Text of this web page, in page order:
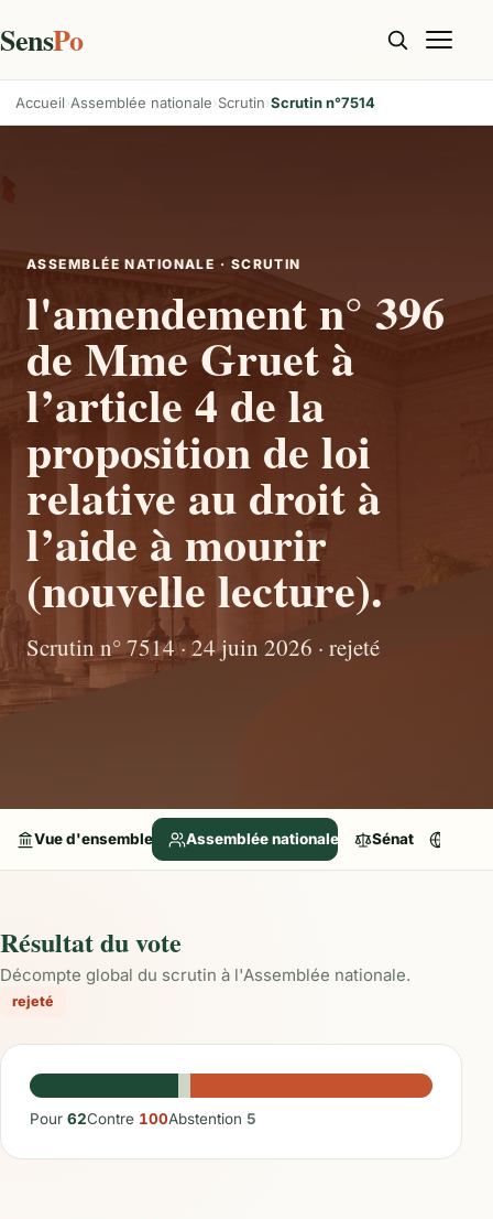
SensPo
Accueil Assemblée nationale Scrutin Scrutin n°7514
ASSEMBLÉE NATIONALE · SCRUTIN
l'amendement n° 396
de Mme Gruet à
l’article 4 de la
proposition de loi
relative au droit à
l’aide à mourir
(nouvelle lecture).
Scrutin n° 7514 · 24 juin 2026 · rejeté
Vue d'ensemble Assemblée nationale Sénat
Résultat du vote
Décompte global du scrutin à l'Assemblée nationale.
rejeté
Pour 62Contre 100Abstention 5